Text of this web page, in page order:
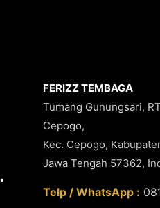
•
FERIZZ TEMBAGA
Tumang Gunungsari,
Cepogo,
Kec. Cepogo,
Jawa Tengah 57362,
Telp / WhatsApp :